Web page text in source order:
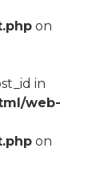
on
in
web-
on